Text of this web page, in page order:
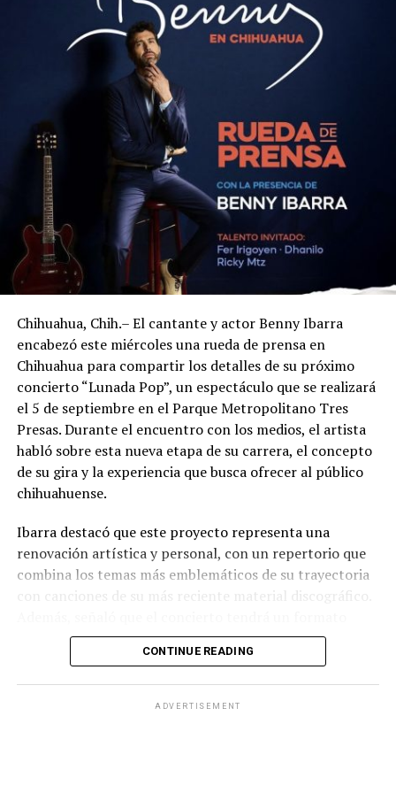
Chihuahua, Chih.– El cantante y actor Benny Ibarra
encabezó este miércoles una rueda de prensa en
Chihuahua para compartir los detalles de su próximo
concierto “Lunada Pop”, un espectáculo que se realizará
el 5 de septiembre en el Parque Metropolitano Tres
Presas. Durante el encuentro con los medios, el artista
habló sobre esta nueva etapa de su carrera, el concepto
de su gira y la experiencia que busca ofrecer al público
chihuahuense.
Ibarra destacó que este proyecto representa una
renovación artística y personal, con un repertorio que
combina los temas más emblemáticos de su trayectoria
con canciones de su más reciente material discográfico.
pensado para disfrutarse al aire libre, acompañado de
propuestas gastronómicas, talento local y una
atmósfera de convivencia.
CONTINUE READING
ADVERTISEMENT